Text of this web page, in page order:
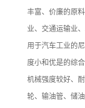
丰富、价廉的原
业、交通运输业
用于汽车工业的
度小和优是的综
机械强度较好、
轮、输油管、储